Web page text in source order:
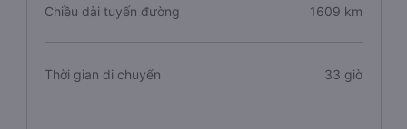
Chiều dài tuyến đường 1609 km
Thời gian di chuyển 33 giờ